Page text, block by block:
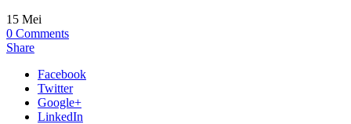
15 Mei
0 Comments
Share
Facebook
Twitter
Google+
LinkedIn